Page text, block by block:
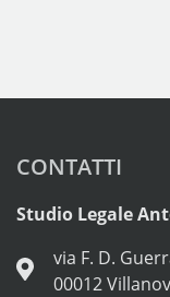
CONTATTI
Studio Legale
via F. D.
00012